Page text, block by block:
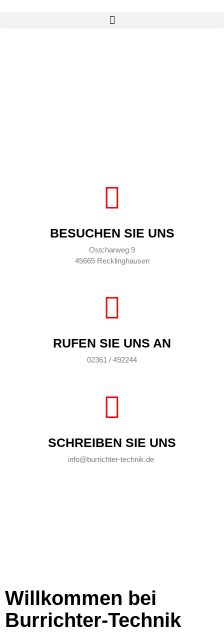
BESUCHEN SIE UNS
Ostcharweg 9
45665 Recklinghausen
RUFEN SIE UNS AN
02361 / 492244
SCHREIBEN SIE UNS
info@burrichter-technik.de
Willkommen bei
Burrichter-Technik